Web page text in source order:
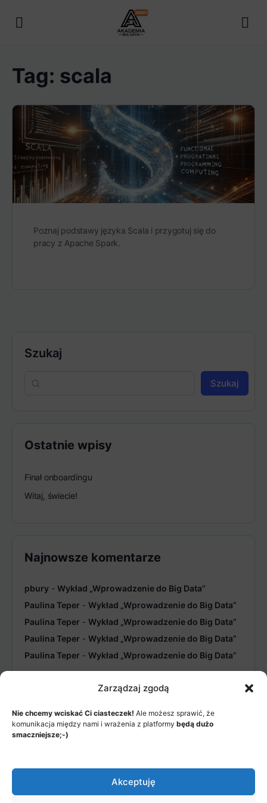
Zarządzaj zgodą
Nie chcemy wciskać Ci ciasteczek! Ale możesz sprawić, że
komunikacja między nami i wrażenia z platformy będą dużo
smaczniejsze;-)
Akceptuję
Tag: scala
Poznaj podstawy języka Scala i przygotuj się do
pracy z Apache Spark.
Szukaj
Szukaj
Ostatnie wpisy
Finał onboardingu
Witaj, świecie!
Najnowsze komentarze
pbury - Wykład „Wprowadzenie do Big Data”
Paulina Teper - Wykład „Wprowadzenie do Big Data”
Paulina Teper - Wykład „Wprowadzenie do Big Data”
Paulina Teper - Wykład „Wprowadzenie do Big Data”
Paulina Teper - Wykład „Wprowadzenie do Big Data”
MENU